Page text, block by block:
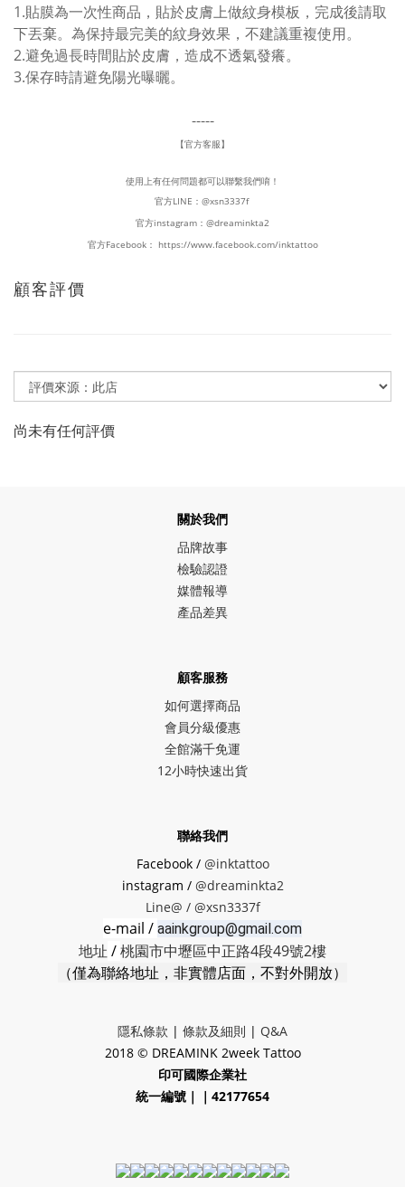
1.貼膜為一次性商品，貼於皮膚上做紋身模板，完成後請取
下丟棄。為保持最完美的紋身效果，不建議重複使用。
2.避免過長時間貼於皮膚，造成不透氣發癢。
3.保存時請避免陽光曝曬。
-----
【官方客服】
使用上有任何問題都可以聯繫我們唷！
官方LINE： @xsn3337f
官方instagram： @dreaminkta2
官方Facebook： https://www.facebook.com/inktattoo
顧客評價
尚未有任何評價
關於我們
品牌故事
檢驗認證
媒體報導
產品差異
顧客服務
如何選擇商品
會員分級優惠
全館滿千免運
12小時快速出貨
聯絡我們
Facebook / @inktattoo
instagram / @dreaminkta2
Line@ / @xsn3337f
e-mail / aainkgroup@gmail.com
地址 /桃園市中壢區中正路4段49號2樓
（僅為聯絡地址，非實體店面，不對外開放）
隱私條款 | 條款及細則 | Q&A
2018 © DREAMINK 2week Tattoo
印可國際企業社
統一編號｜｜42177654